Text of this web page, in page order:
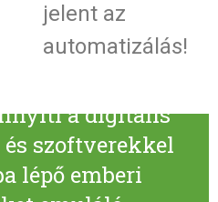
jelent az
automatizálás!
(RPA)
a digitális
szoftverekkel
lépő emberi